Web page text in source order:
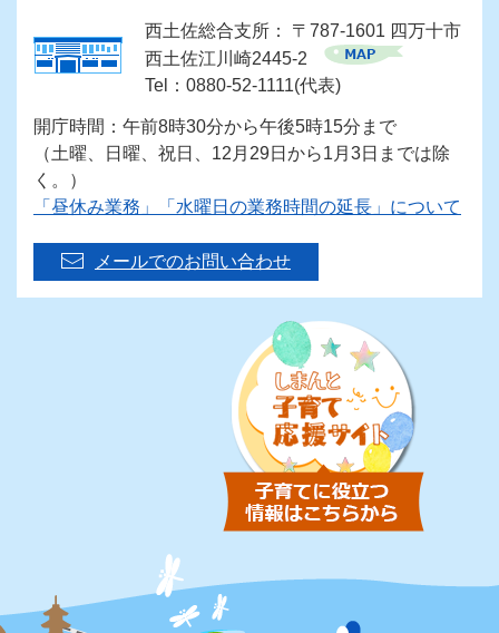
西土佐総合支所： 〒787-1601 四万十市
西土佐江川崎2445-2
Tel：0880-52-1111(代表)
開庁時間：午前8時30分から午後5時15分まで
（土曜、日曜、祝日、12月29日から1月3日までは除
く。）
「昼休み業務」「水曜日の業務時間の延長」について
メールでのお問い合わせ